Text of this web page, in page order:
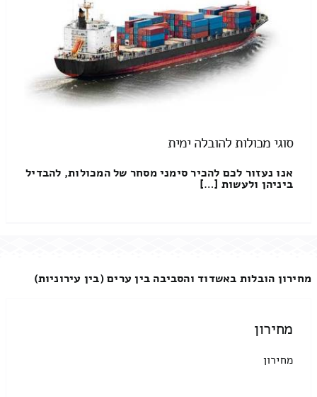
סוגי מכולות להובלה ימית
אנו נעזור לכם להכיר סימני מסחר של המכולות, להבדיל
ביניהן ולעשות […]
מחירון הובלות באשדוד והסביבה בין ערים (בין עירוניות)
מחירון
מחירון